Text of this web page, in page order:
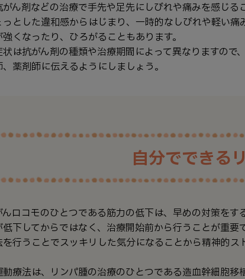
ん剤などの治療で手先や足先にしびれや痛みを感じる
っとした違和感からはじまり、一時的なしびれや軽い
くなったり、ひろがることもあります。
状は抗がん剤の種類や治療期間によって異なりますので
薬剤師に伝えるようにしましょう。
自分でできる
んロコモのひとつである筋力の低下は、早めの対策をす
低下してからではなく、治療開始前から行うことが重
行うことでスッキリした気分になることから精神的ス
動療法は、リンパ腫の治療のひとつである造血幹細胞